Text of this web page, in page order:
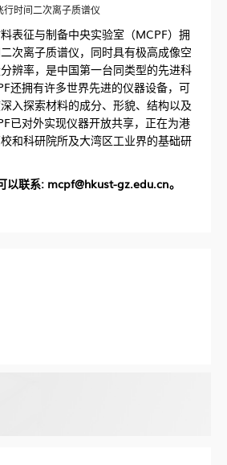
行时间二次离子质谱仪
表征与制备中央实验室（MCPF）拥
次离子质谱仪，同时具有极高成像空
辨率，是中国第一台同类型的先进科
还拥有许多世界先进的仪器设备，可
入探索材料的成分、形貌、结构以及
已对外实现仪器开放共享，正在为港
和科研院所及大湾区工业界的基础研
以联系: mcpf@hkust-gz.edu.cn。